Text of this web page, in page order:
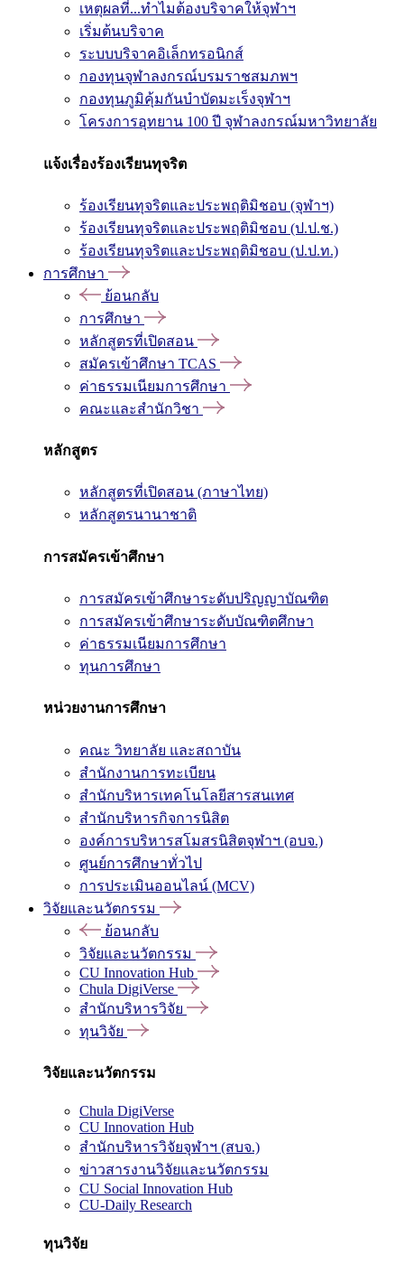
เหตุผลที่...ทำไมต้องบริจาคให้จุฬาฯ
เริ่มต้นบริจาค
ระบบบริจาคอิเล็กทรอนิกส์
กองทุนจุฬาลงกรณ์บรมราชสมภพฯ
กองทุนภูมิคุ้มกันบำบัดมะเร็งจุฬาฯ
โครงการอุทยาน 100 ปี จุฬาลงกรณ์มหาวิทยาลัย
แจ้งเรื่องร้องเรียนทุจริต
ร้องเรียนทุจริตและประพฤติมิชอบ (จุฬาฯ)
ร้องเรียนทุจริตและประพฤติมิชอบ (ป.ป.ช.)
ร้องเรียนทุจริตและประพฤติมิชอบ (ป.ป.ท.)
การศึกษา
ย้อนกลับ
การศึกษา
หลักสูตรที่เปิดสอน
สมัครเข้าศึกษา TCAS
ค่าธรรมเนียมการศึกษา
คณะและสำนักวิชา
หลักสูตร
หลักสูตรที่เปิดสอน (ภาษาไทย)
หลักสูตรนานาชาติ
การสมัครเข้าศึกษา
การสมัครเข้าศึกษาระดับปริญญาบัณฑิต
การสมัครเข้าศึกษาระดับบัณฑิตศึกษา
ค่าธรรมเนียมการศึกษา
ทุนการศึกษา
หน่วยงานการศึกษา
คณะ วิทยาลัย และสถาบัน
สำนักงานการทะเบียน
สำนักบริหารเทคโนโลยีสารสนเทศ
สำนักบริหารกิจการนิสิต
องค์การบริหารสโมสรนิสิตจุฬาฯ (อบจ.)
ศูนย์การศึกษาทั่วไป
การประเมินออนไลน์ (MCV)
วิจัยและนวัตกรรม
ย้อนกลับ
วิจัยและนวัตกรรม
CU Innovation Hub
Chula DigiVerse
สำนักบริหารวิจัย
ทุนวิจัย
วิจัยและนวัตกรรม
Chula DigiVerse
CU Innovation Hub
สำนักบริหารวิจัยจุฬาฯ (สบจ.)
ข่าวสารงานวิจัยและนวัตกรรม
CU Social Innovation Hub
CU-Daily Research
ทุนวิจัย